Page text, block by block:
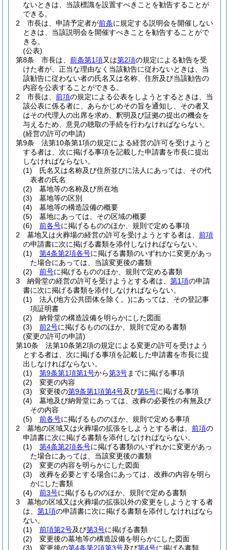
ないときは、当該標識を設置すべきことを勧告することが
できる。
2
市長は、申請予定者が前条に規定する説明会を開催しない
ときは、当該説明会を開催すべきことを勧告することがで
きる。
(公表)
第8条
市長は、 前条第1項又は第2項の規定による勧告を受
けた者が、正当な理由なく当該勧告に従わないときは、当
該勧告に従わない者の氏名又は名称、住所及び当該勧告の
内容を公表することができる。
2
市長は、 前項の規定による公表をしようとするときは、当
該公表に係る者に、あらかじめその旨を通知し、その者又
はその代理人の出席を求め、釈明及び証拠の提出の機会を
与えるため、意見の聴取の手続を行わなければならない。
(経営の許可の申請)
第9条
法第10条第1項の規定による経営の許可を受けようと
する者は、次に掲げる事項を記載した申請書を市長に提出
しなければならない。
(1)
氏名又は名称及び住所並びに法人にあっては、その代
表者の氏名
(2)
墓地等の名称及び所在地
(3)
墓地等の区別
(4)
墓地等の構造設備の概要
(5)
墓地にあっては、その区域の概要
(6)
前各号に掲げるもののほか、規則で定める事項
2
墓地又は火葬場の経営の許可を受けようとする者は、 前項
の申請書に次に掲げる書類を添付しなければならない。
(1)
第4条第2項各号に掲げる書類のいずれかに変更があっ
た場合にあっては、当該変更後の書類
(2)
前号に掲げるもののほか、規則で定める書類
3
納骨堂の経営の許可を受けようとする者は、 第1項の申請
書に次に掲げる書類を添付しなければならない。
(1)
法人(地方公共団体を除く。)にあっては、その登記事
項証明書
(2)
納骨堂の構造設備を明らかにした図面
(3)
前2号に掲げるもののほか、規則で定める書類
(変更の許可の申請)
第10条
法第10条第2項の規定による変更の許可を受けよう
とする者は、次に掲げる事項を記載した申請書を市長に提
出しなければならない。
(1)
第9条第1項第1号から第3号までに掲げる事項
(2)
変更の内容
(3)
変更後の第9条第1項第4号及び第5号に掲げる事項
(4)
墓地及び納骨堂にあっては、改葬の必要性の有無及び
その内容
(5)
前各号に掲げるもののほか、規則で定める事項
2
墓地の区域又は火葬場の拡張をしようとする者は、 前項の
申請書に次に掲げる書類を添付しなければならない。
(1)
第4条第2項各号に掲げる書類のいずれかに変更があっ
た場合にあっては、当該変更後の書類
(2)
変更の内容を明らかにした図面
(3)
改葬を必要とする場合にあっては、改葬の内容を明ら
かにした書類
(4)
前3号に掲げるもののほか、規則で定める書類
3
墓地の区域又は火葬場の拡張以外の変更をしようとする者
は、 第1項の申請書に次に掲げる書類を添付しなければなら
ない。
(1)
前項第2号及び第3号に掲げる書類
(2)
変更後の墓地等の構造設備を明らかにした図面
(3)
変更後の第4条第2項第3号及び第4号に掲げる書類